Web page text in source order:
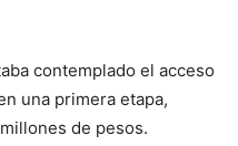
contemplado el acceso
una primera etapa,
de pesos.